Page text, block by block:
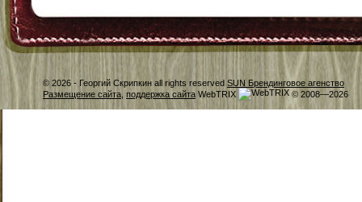
© 2026 - Георгий Скрипкин all rights reserved SUN Брендинговое агенство
Размещение сайта, поддержка сайта WebTRIX © 2008—2026